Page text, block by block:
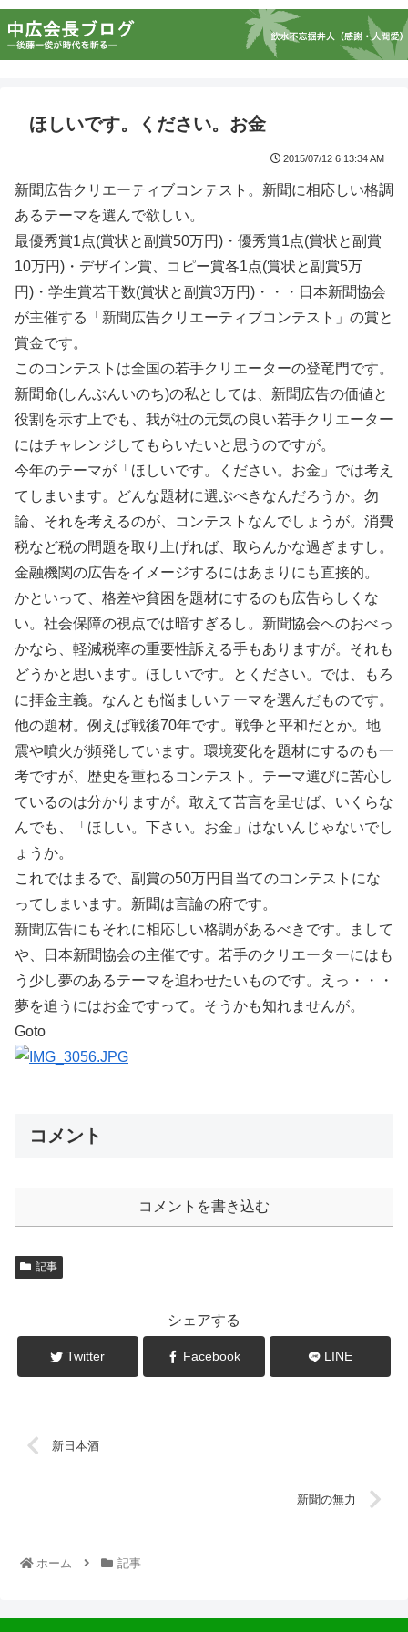
ほしいです。ください。お金
2015/07/12 6:13:34 AM
新聞広告クリエーティブコンテスト。新聞に相応しい格調
あるテーマを選んで欲しい。
最優秀賞1点(賞状と副賞50万円)・優秀賞1点(賞状と副賞
10万円)・デザイン賞、コピー賞各1点(賞状と副賞5万
円)・学生賞若干数(賞状と副賞3万円)・・・日本新聞協会
が主催する「新聞広告クリエーティブコンテスト」の賞と
賞金です。
このコンテストは全国の若手クリエーターの登竜門です。
新聞命(しんぶんいのち)の私としては、新聞広告の価値と
役割を示す上でも、我が社の元気の良い若手クリエーター
にはチャレンジしてもらいたいと思うのですが。
今年のテーマが「ほしいです。ください。お金」では考え
てしまいます。どんな題材に選ぶべきなんだろうか。勿
論、それを考えるのが、コンテストなんでしょうが。消費
税など税の問題を取り上げれば、取らんかな過ぎますし。
金融機関の広告をイメージするにはあまりにも直接的。
かといって、格差や貧困を題材にするのも広告らしくな
い。社会保障の視点では暗すぎるし。新聞協会へのおべっ
かなら、軽減税率の重要性訴える手もありますが。それも
どうかと思います。ほしいです。とください。では、もろ
に拝金主義。なんとも悩ましいテーマを選んだものです。
他の題材。例えば戦後70年です。戦争と平和だとか。地
震や噴火が頻発しています。環境変化を題材にするのも一
考ですが、歴史を重ねるコンテスト。テーマ選びに苦心し
ているのは分かりますが。敢えて苦言を呈せば、いくらな
んでも、「ほしい。下さい。お金」はないんじゃないでし
ょうか。
これではまるで、副賞の50万円目当てのコンテストにな
ってしまいます。新聞は言論の府です。
新聞広告にもそれに相応しい格調があるべきです。まして
や、日本新聞協会の主催です。若手のクリエーターにはも
う少し夢のあるテーマを追わせたいものです。えっ・・・
夢を追うにはお金ですって。そうかも知れませんが。
Goto
コメント
コメントを書き込む
記事
シェアする
Twitter Facebook LINE
新日本酒
新聞の無力
ホーム 記事